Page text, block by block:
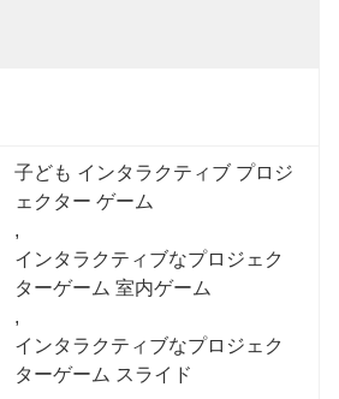
子ども インタラクティブ プロジ
ェクター ゲーム
,
インタラクティブなプロジェク
ターゲーム 室内ゲーム
,
インタラクティブなプロジェク
ターゲーム スライド